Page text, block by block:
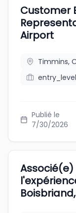
Customer
Airport
Timmins,
entry_level
Publié le
7/30/2026